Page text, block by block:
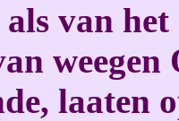
van
weegen
laaten